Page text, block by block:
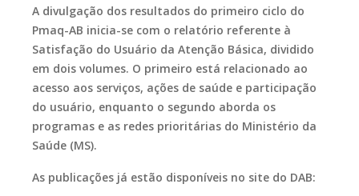
A divulgação dos resultados do primeiro ciclo do
Pmaq-AB inicia-se com o relatório referente à
Satisfação do Usuário da Atenção Básica, dividido
em dois volumes. O primeiro está relacionado ao
acesso aos serviços, ações de saúde e participação
do usuário, enquanto o segundo aborda os
programas e as redes prioritárias do Ministério da
Saúde (MS).
As publicações já estão disponíveis no site do DAB: